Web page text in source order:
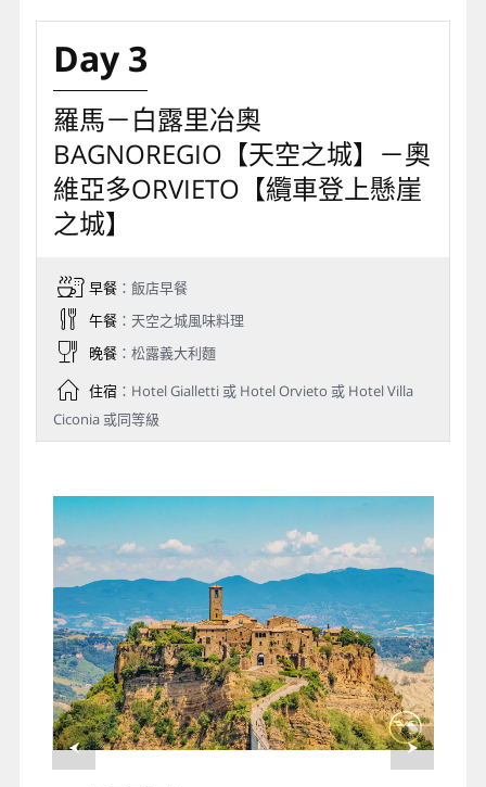
Day 3
羅馬－白露里冶奧
BAGNOREGIO【天空之城】－奧
維亞多ORVIETO【纜車登上懸崖
之城】
早餐：飯店早餐
午餐：天空之城風味料理
晚餐：松露義大利麵
住宿：Hotel Gialletti 或 Hotel Orvieto 或 Hotel Villa
Ciconia 或同等級